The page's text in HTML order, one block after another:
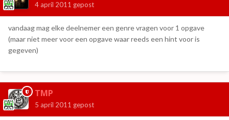
4 april 2011 gepost
vandaag mag elke deelnemer een genre vragen voor 1 opgave
(maar niet meer voor een opgave waar reeds een hint voor is
gegeven)
TMP
5 april 2011 gepost